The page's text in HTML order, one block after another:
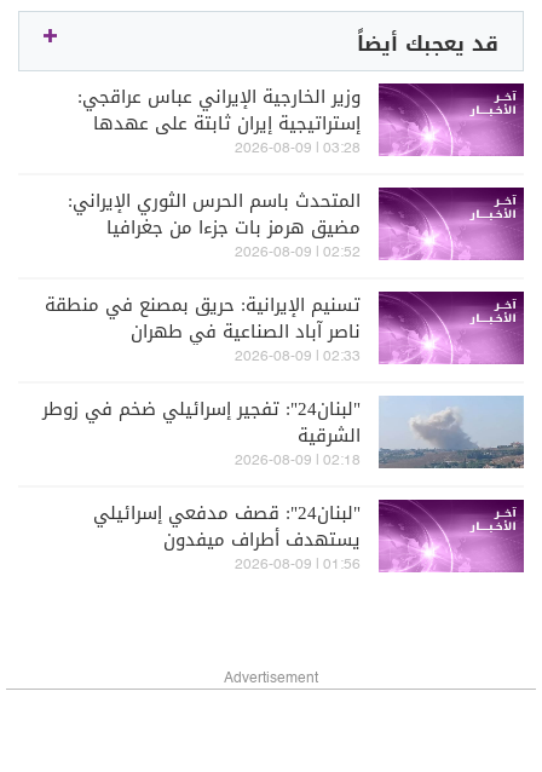
قد يعجبك أيضاً
وزير الخارجية الإيراني عباس عراقجي:
إستراتيجية إيران ثابتة على عهدها
بالمقاومة ومواصلة الصمود رغم كل
03:28 | 2026-08-09
المتحدث باسم الحرس الثوري الإيراني:
مضيق هرمز بات جزءا من جغرافيا
المواجهة بالنسبة لنا وليس مجرد ممر
02:52 | 2026-08-09
تسنيم الإيرانية: حريق بمصنع في منطقة
ناصر آباد الصناعية في طهران
02:33 | 2026-08-09
"لبنان24": تفجير إسرائيلي ضخم في زوطر
الشرقية
02:18 | 2026-08-09
"لبنان24": قصف مدفعي إسرائيلي
يستهدف أطراف ميفدون
01:56 | 2026-08-09
Advertisement